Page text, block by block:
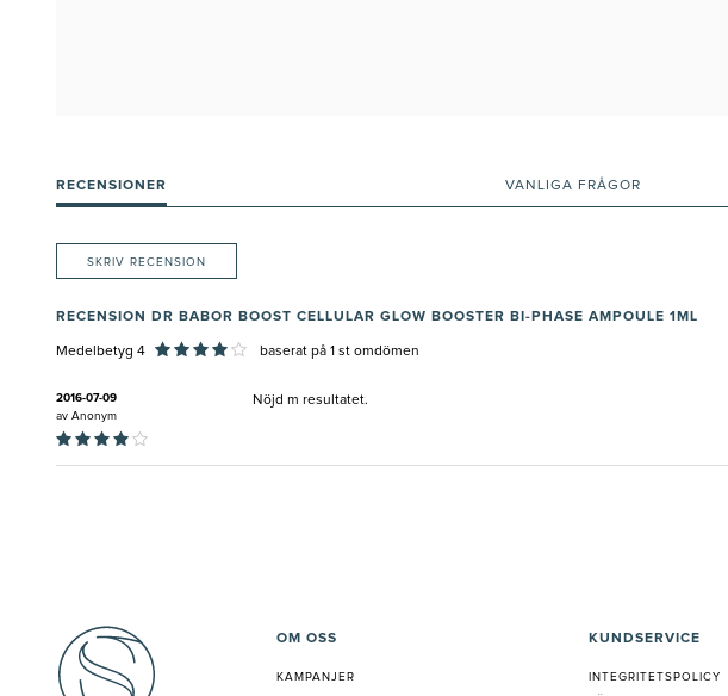
RECENSIONER VANLIGA FRÅGOR
SKRIV RECENSION
RECENSION DR BABOR BOOST CELLULAR GLOW BOOSTER BI-PHASE AMPOULE 1ML
Medelbetyg 4 baserat på 1 st omdömen
2016-07-09
av Anonym
Nöjd m resultatet.
OM OSS
KAMPANJER
KUNDSERVICE
INTEGRITETSPOLICY